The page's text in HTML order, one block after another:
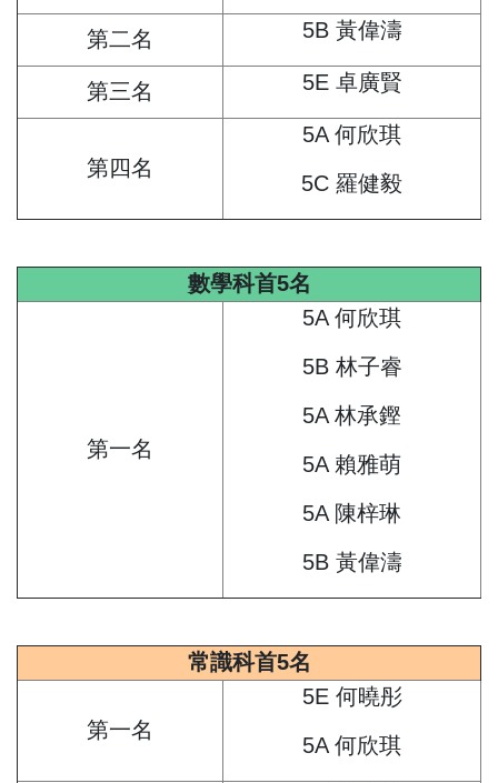
第二名 5B 黃偉濤
第三名 5E 卓廣賢
第四名
5A 何欣琪
5C 羅健毅
數學科首5名
第一名
5A 何欣琪
5B 林子睿
5A 林承鏗
5A 賴雅萌
5A 陳梓琳
5B 黃偉濤
常識科首5名
第一名
5E 何曉彤
5A 何欣琪